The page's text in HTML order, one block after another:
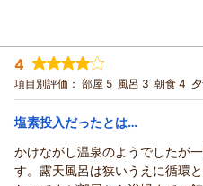
投稿者： たもさん(男性/60代)
宿泊プラン： 【ちょい贅沢】料理長
朝・夕
夕/個室利用
宿泊価格帯： 12,001～13,000円(大人
この度は南郷温泉 共林荘にご
4
項目別評価： 部屋 5 風呂 3 朝食 4
塩素投入だったとは…
かけながし温泉のようでしたが
す。露天風呂は狭いうえに循環